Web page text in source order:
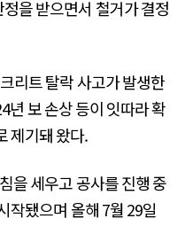
을 받으면서 철거가 결정
리트 탈락 사고가 발생한
년 보 손상 등이 잇따라 확
제기돼 왔다.
을 세우고 공사를 진행 중
작됐으며 올해 7월 29일